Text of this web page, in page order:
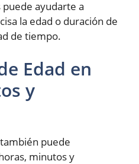
puede ayudarte a
la edad o duración de
de tiempo.
Edad en
y
puede
minutos y